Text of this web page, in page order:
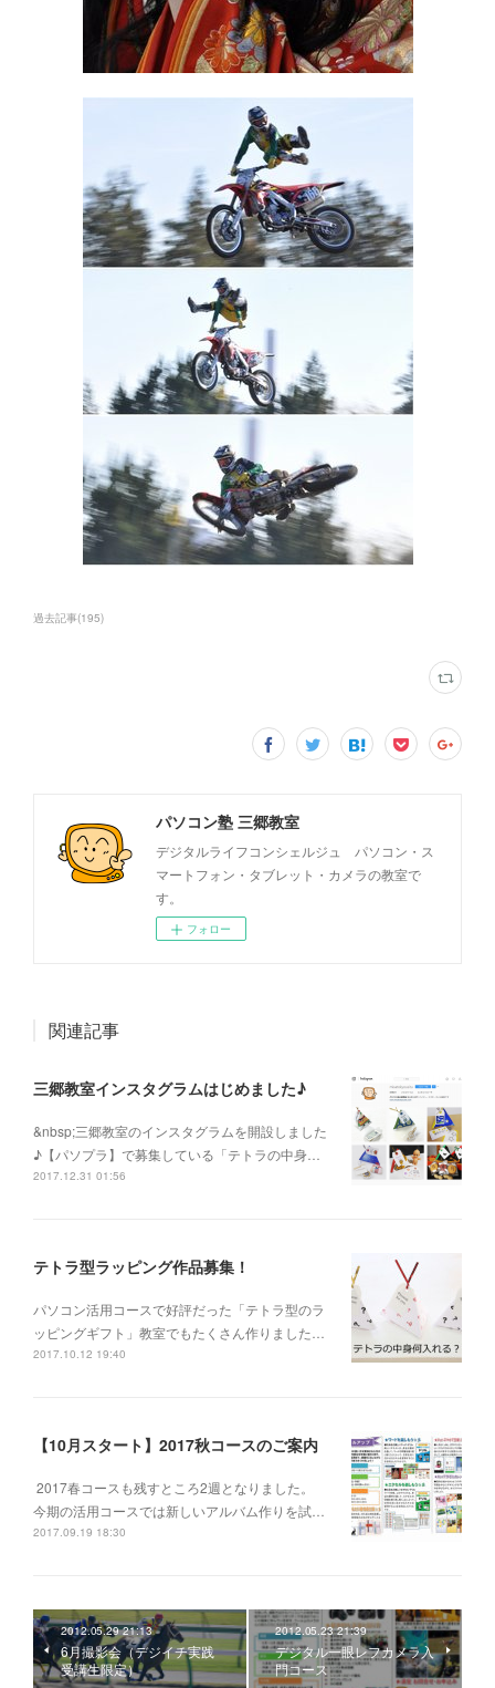
過去記事(195)
パソコン塾 三郷教室
デジタルライフコンシェルジュ パソコン・ス
マートフォン・タブレット・カメラの教室で
す。
フォロー
関連記事
三郷教室インスタグラムはじめました♪
&nbsp;三郷教室のインスタグラムを開設しました
♪【パソプラ】で募集している「テトラの中身…
2017.12.31 01:56
テトラ型ラッピング作品募集！
パソコン活用コースで好評だった「テトラ型のラ
ッピングギフト」教室でもたくさん作りました…
2017.10.12 19:40
【10月スタート】2017秋コースのご案内
2017春コースも残すところ2週となりました。
今期の活用コースでは新しいアルバム作りを試…
2017.09.19 18:30
2012.05.29 21:13
6月撮影会（デジイチ実践
受講生限定）
2012.05.23 21:39
デジタル一眼レフカメラ入
門コース